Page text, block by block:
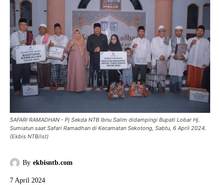
SAFARI RAMADHAN - Pj Sekda NTB Ibnu Salim didampingi Bupati Lobar Hj.
Sumiatun saat Safari Ramadhan di Kecamatan Sekotong, Sabtu, 6 April 2024.
(Ekbis NTB/ist)
By ekbisntb.com
7 April 2024